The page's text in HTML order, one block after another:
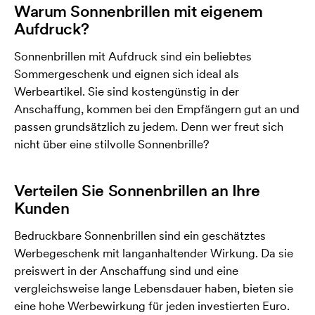
Warum Sonnenbrillen mit eigenem
Aufdruck?
Sonnenbrillen mit Aufdruck sind ein beliebtes
Sommergeschenk und eignen sich ideal als
Werbeartikel. Sie sind kostengünstig in der
Anschaffung, kommen bei den Empfängern gut an und
passen grundsätzlich zu jedem. Denn wer freut sich
nicht über eine stilvolle Sonnenbrille?
Verteilen Sie Sonnenbrillen an Ihre
Kunden
Bedruckbare Sonnenbrillen sind ein geschätztes
Werbegeschenk mit langanhaltender Wirkung. Da sie
preiswert in der Anschaffung sind und eine
vergleichsweise lange Lebensdauer haben, bieten sie
eine hohe Werbewirkung für jeden investierten Euro.